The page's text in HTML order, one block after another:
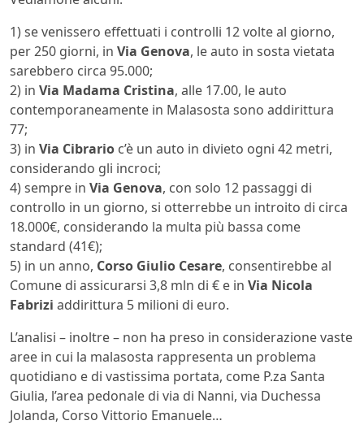
1) se venissero effettuati i controlli 12 volte al giorno,
per 250 giorni, in Via Genova, le auto in sosta vietata
sarebbero circa 95.000;
2) in Via Madama Cristina, alle 17.00, le auto
contemporaneamente in Malasosta sono addirittura
77;
3) in Via Cibrario c’è un auto in divieto ogni 42 metri,
considerando gli incroci;
4) sempre in Via Genova, con solo 12 passaggi di
controllo in un giorno, si otterrebbe un introito di circa
18.000€, considerando la multa più bassa come
standard (41€);
5) in un anno, Corso Giulio Cesare, consentirebbe al
Comune di assicurarsi 3,8 mln di € e in Via Nicola
Fabrizi addirittura 5 milioni di euro.
L’analisi – inoltre – non ha preso in considerazione vaste
aree in cui la malasosta rappresenta un problema
quotidiano e di vastissima portata, come P.za Santa
Giulia, l’area pedonale di via di Nanni, via Duchessa
Jolanda, Corso Vittorio Emanuele…